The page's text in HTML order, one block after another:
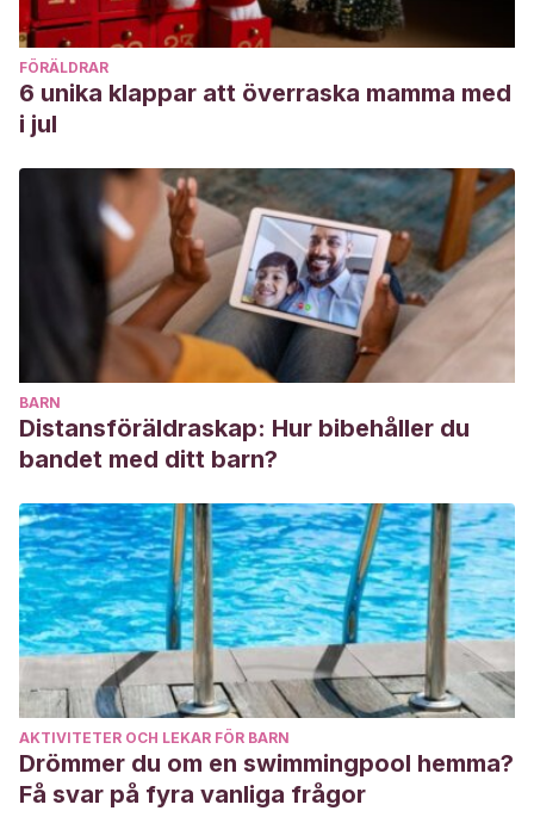
FÖRÄLDRAR
6 unika klappar att överraska mamma med
i jul
BARN
Distansföräldraskap: Hur bibehåller du
bandet med ditt barn?
AKTIVITETER OCH LEKAR FÖR BARN
Drömmer du om en swimmingpool hemma?
Få svar på fyra vanliga frågor